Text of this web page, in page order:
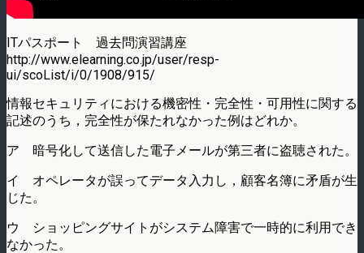
ITパスポート 過去問演習講座
http://www.elearning.co.jp/user/resp-
ui/scoList/i/0/1908/915/
情報セキュリティにおける機密性・完全性・可用性に関する
記述のうち，完全性が保たれなかった例はどれか。
ア 暗号化して送信した電子メールが第三者に盗聴された。
イ オペレータが誤ってデータ入力し，顧客名簿に矛盾が生
じた。
ウ ショッピングサイトがシステム障害で一時的に利用でき
なかった。